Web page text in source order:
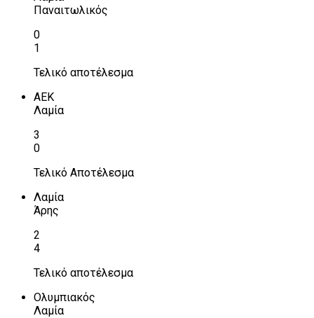
Παναιτωλικός
0
1
Τελικό αποτέλεσμα
ΑΕΚ
Λαμία
3
0
Τελικό Αποτέλεσμα
Λαμία
Άρης
2
4
Τελικό αποτέλεσμα
Ολυμπιακός
Λαμία